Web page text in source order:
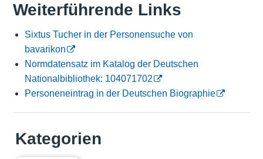
Weiterführende Links
Sixtus Tucher in der Personensuche von
bavarikon
Normdatensatz im Katalog der Deutschen
Nationalbibliothek: 104071702
Personeneintrag in der Deutschen Biographie
Kategorien